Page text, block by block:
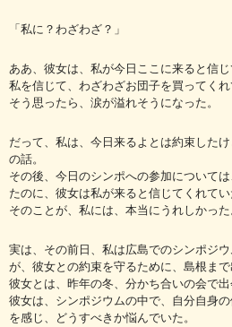
「私に？わざわざ？」
ああ、彼女は、私が今日ここに来ると信じ
私を信じて、わざわざお団子を買ってくれ
そう思ったら、涙が溢れそうになった。
だって、私は、今日来るよとは約束した
の話。
その後、今日のシンポへの参加について
たのに、彼女は私が来ると信じてくれてい
そのことが、私には、本当にうれしかった
実は、その前日、私は広島でのシンポジ
が、彼女との約束を守るために、島根まで
彼女とは、昨年の冬、分かち合いの会で出
彼女は、シンポジウムの中で、自分自身
を感じ、どうすべきか悩んでいた。